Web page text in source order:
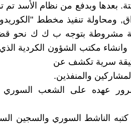
بعدها وبدفع من نظام الأسد تم
ومحاولة تنفيذ مخطط
مشروطة بتوجه ب ك ك نحو
وانشاء مكتب الشؤون الكردية
سرية تكشف عن
والمنفذين.
عهده على الشعب السوري
كتبه الناشط السوري والسجين